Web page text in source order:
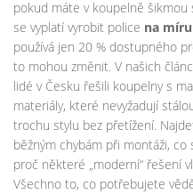
pokud máte v koupelně
se vyplatí vyrobit police na míru
používá jen 20 % dostupného
to mohou změnit. V našich
lidé v Česku řešili koupelny s
materiály, které nevyžadují
trochu stylu bez přetížení.
běžným chybám při montáži,
proč některé „moderní“ řešení
Všechno to, co potřebujete